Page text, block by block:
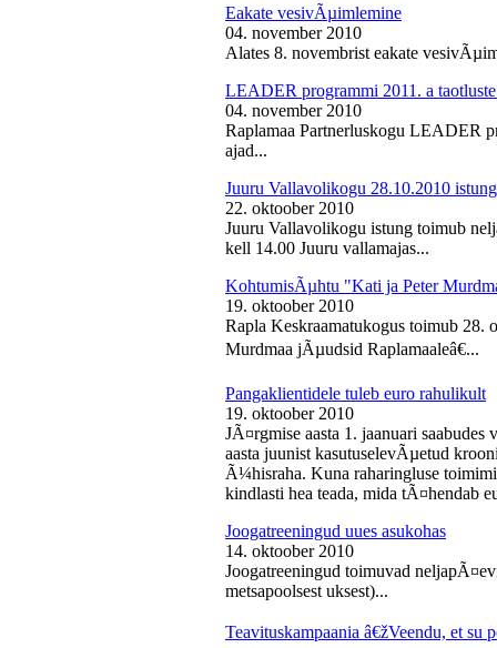
Eakate vesivÃµimlemine
04. november 2010
Alates 8. novembrist eakate
LEADER programmi 2011. a
04. november 2010
Raplamaa Partnerluskogu LEADER
ajad...
Juuru Vallavolikogu 28.10.2010 istung
22. oktoober 2010
Juuru Vallavolikogu istung toimub
kell 14.00 Juuru vallamajas...
KohtumisÃµhtu "Kati ja Peter
19. oktoober 2010
Rapla Keskraamatukogus toimub
Murdmaa jÃµudsid Raplamaaleâ€...
Pangaklientidele tuleb euro rahulikult
19. oktoober 2010
JÃ¤rgmise aasta 1. jaanuari
aasta juunist kasutuselevÃµetud
Ã¼hisraha. Kuna raharingluse
kindlasti hea teada, mida tÃ¤hendab
Joogatreeningud uues asukohas
14. oktoober 2010
Joogatreeningud toimuvad
metsapoolsest uksest)...
Teavituskampaania â€žVeendu, et su